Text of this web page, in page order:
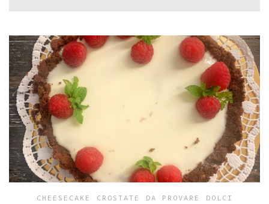
CHEESECAKE CROSTATE DA PROVARE DOLCI